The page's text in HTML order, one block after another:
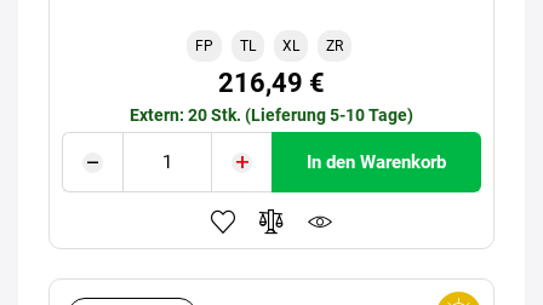
FP TL XL ZR
216,49 €
Extern: 20 Stk. (Lieferung 5-10 Tage)
In den Warenkorb